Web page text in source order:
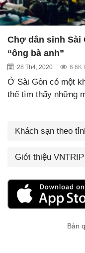
Chợ dân sinh
“ông bà anh”
28 Th4, 2020 6.6K
Ở Sài Gòn có một
thể tìm thấy những
Khách sạn theo
Giới thiệu VNTRIP
Bản